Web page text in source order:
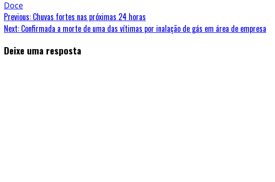
Doce
Continue
Reading
Previous: Chuvas fortes nas próximas 24 horas
Next: Confirmada a morte de uma das vítimas por inalação de gás em área de empresa
Deixe uma resposta